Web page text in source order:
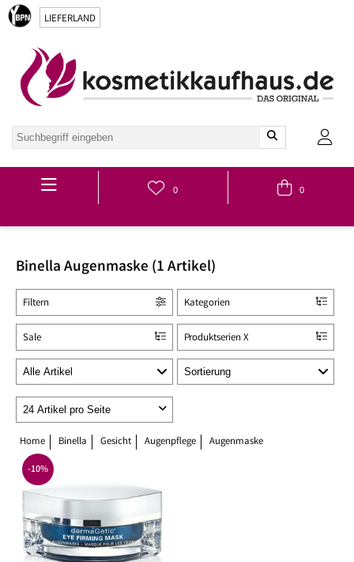
LIEFERLAND
Hauptmenü
0 0
Binella Augenmaske (1 Artikel)
Kategorien
Sale Produktserien X
Filtern
Home Binella Gesicht Augenpflege Augenmaske
-10%